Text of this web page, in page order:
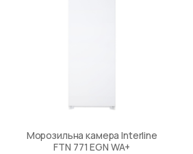
Морозильна камера Interline
FTN 771 EGN WA+